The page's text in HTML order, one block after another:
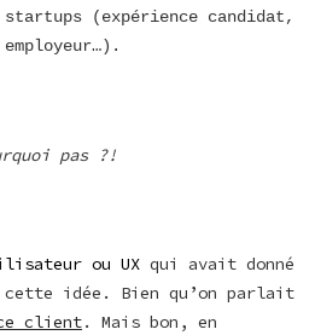
(expérience candidat,
pas ?!
ou UX qui avait donné
idée. Bien qu’on parlait
client. Mais bon, en